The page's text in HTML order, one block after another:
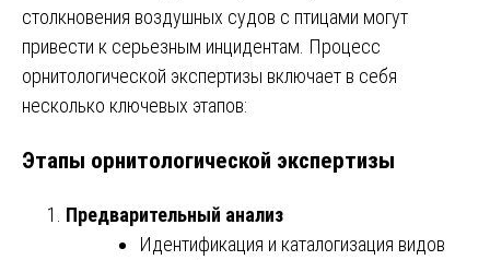
столкновения воздушных судов с птицами могут
привести к серьезным инцидентам. Процесс
орнитологической экспертизы включает в себя
несколько ключевых этапов:
Этапы орнитологической экспертизы
Предварительный анализ
Идентификация и каталогизация видов